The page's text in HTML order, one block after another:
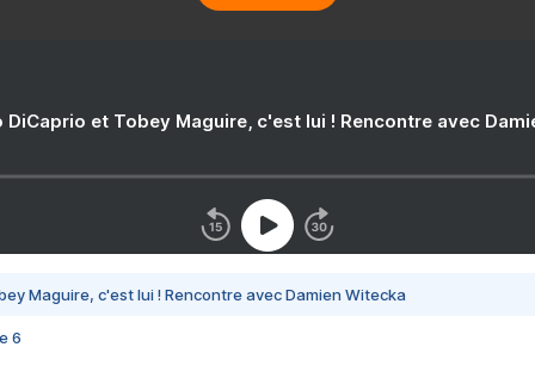
DiCaprio et Tobey Maguire, c'est lui ! Rencontre avec
Maguire, c'est lui ! Rencontre avec Damien Witecka
6